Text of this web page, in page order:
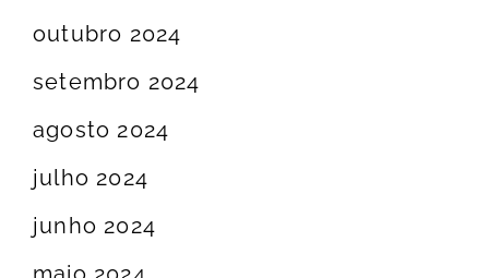
outubro 2024
setembro 2024
agosto 2024
julho 2024
junho 2024